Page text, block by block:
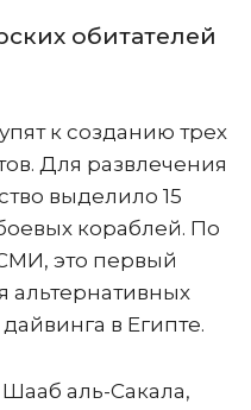
обитателей
к созданию трех
Для развлечения
выделило 15
кораблей. По
это первый
альтернативных
в Египте.
аль-Сакала,